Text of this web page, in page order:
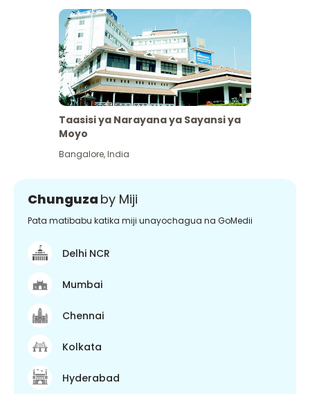
Taasisi ya Narayana ya Sayansi ya
Moyo
Bangalore,India
Chunguza by Miji
Pata matibabu katika miji unayochagua na GoMedii
Delhi NCR
Mumbai
Chennai
Kolkata
Hyderabad